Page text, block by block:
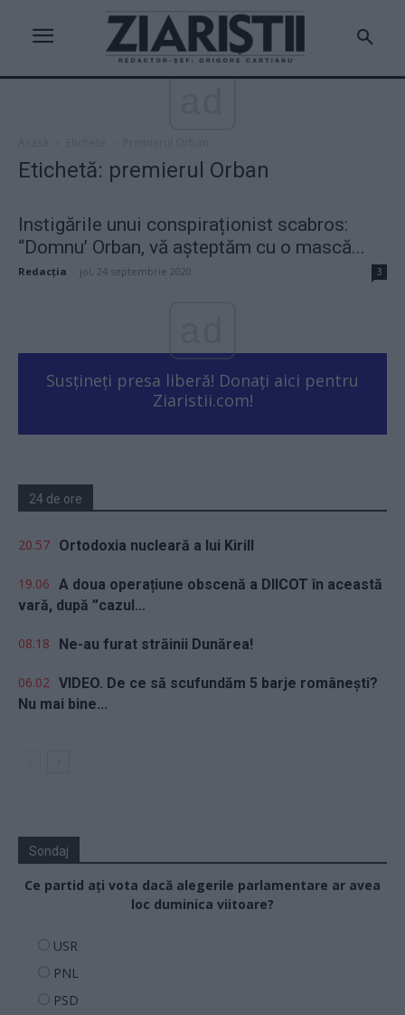
Etichetă: premierul Orban
Instigările unui conspiraționist scabros:
“Domnu’ Orban, vă așteptăm cu o mască...
Redacţia joi, 24 septembrie 2020 3
Susțineți presa liberă! Donați aici pentru
Ziaristii.com!
24 de ore
20.57 Ortodoxia nucleară a lui Kirill
19.06 A doua operațiune obscenă a DIICOT în această
vară, după ”cazul...
08.18 Ne-au furat străinii Dunărea!
06.02 VIDEO. De ce să scufundăm 5 barje românești?
Nu mai bine...
Sondaj
Ce partid ați vota dacă alegerile parlamentare ar avea
loc duminica viitoare?
USR
PNL
PSD